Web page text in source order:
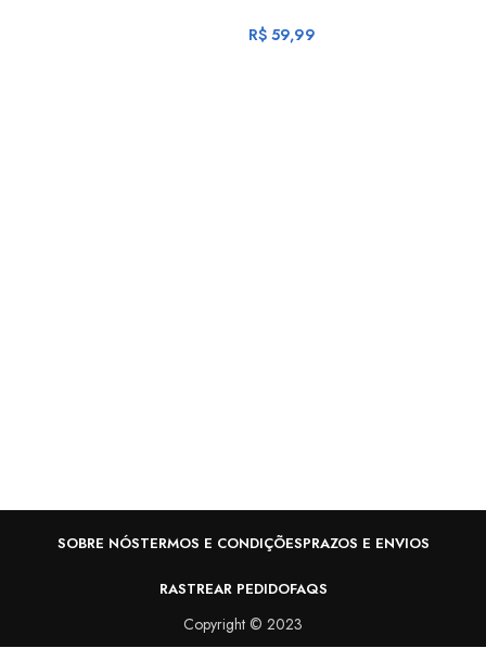
R$59,99
SOBRE NÓSTERMOS E CONDIÇÕESPRAZOS E ENVIOS
RASTREAR PEDIDOFAQS
Copyright © 2023